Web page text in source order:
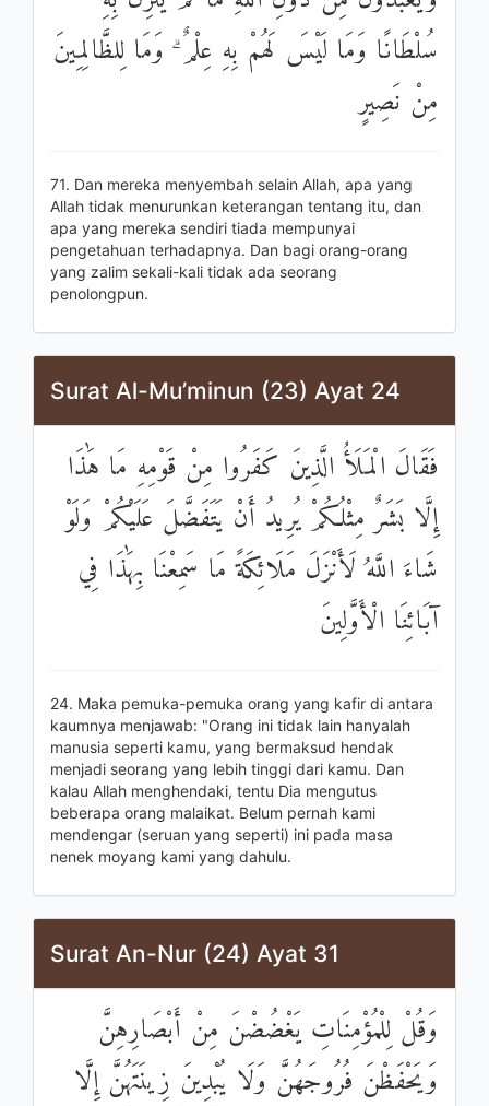
سُلْطَانًا وَمَا لَيْسَ لَهُمْ بِهِ عِلْمٌ ۗ وَمَا لِلظَّالِمِينَ
مِنْ نَصِيرٍ
71. Dan mereka menyembah selain Allah, apa yang
Allah tidak menurunkan keterangan tentang itu, dan
apa yang mereka sendiri tiada mempunyai
pengetahuan terhadapnya. Dan bagi orang-orang
yang zalim sekali-kali tidak ada seorang
penolongpun.
Surat Al-Mu’minun (23) Ayat 24
فَقَالَ الْمَلَأُ الَّذِينَ كَفَرُوا مِنْ قَوْمِهِ مَا هَٰذَا
إِلَّا بَشَرٌ مِثْلُكُمْ يُرِيدُ أَنْ يَتَفَضَّلَ عَلَيْكُمْ وَلَوْ
شَاءَ اللَّهُ لَأَنْزَلَ مَلَائِكَةً مَا سَمِعْنَا بِهَٰذَا فِي
آبَائِنَا الْأَوَّلِينَ
24. Maka pemuka-pemuka orang yang kafir di antara
kaumnya menjawab: "Orang ini tidak lain hanyalah
manusia seperti kamu, yang bermaksud hendak
menjadi seorang yang lebih tinggi dari kamu. Dan
kalau Allah menghendaki, tentu Dia mengutus
beberapa orang malaikat. Belum pernah kami
mendengar (seruan yang seperti) ini pada masa
nenek moyang kami yang dahulu.
Surat An-Nur (24) Ayat 31
وَقُلْ لِلْمُؤْمِنَاتِ يَغْضُضْنَ مِنْ أَبْصَارِهِنَّ
وَيَحْفَظْنَ فُرُوجَهُنَّ وَلَا يُبْدِينَ زِينَتَهُنَّ إِلَّا